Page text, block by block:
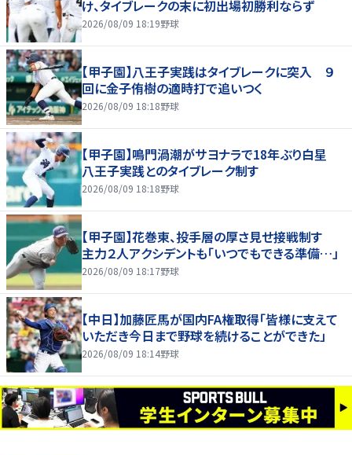
け、タイブレークの末に初出場初勝利ならず
2026/08/09 18:19野球
【甲子園】八王子実践はタイブレークに突入 ９
回に金子侑樹の適時打で追いつく
2026/08/09 18:18野球
【甲子園】鳴門渦潮がサヨナラで18年ぶり白星
八王子実践とのタイブレーク制す
2026/08/09 18:18野球
【甲子園】花巻東、投手層の厚さ見せ接戦制す
主力２人アクシデントも「いつでもできる準備…」
2026/08/09 18:17野球
【中日】加藤匠馬が国内FA権取得「皆様に支えて
いただき今日まで野球を続けることができた」
2026/08/09 18:14野球